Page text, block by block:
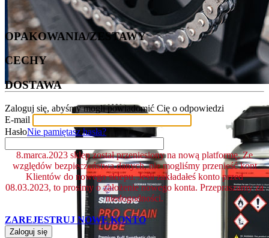
OPAKOWANIA/ZESTAWY
CECHY
DOSTAWA
Zaloguj się, abyśmy mogli powiadomić Cię o odpowiedzi
E-mail
HasłoNie pamiętasz hasła?
8.marca.2023 sklep został przeniesiony na nową platformę. Ze
względów bezpieczeństwa danych, nie mogliśmy przenieść kont
Klientów do nowego sklepu. Jeśli zakładałeś konto przed
08.03.2023, to prosimy o założenie nowego konta. Przepraszamy za
niedogodności.
ZAREJESTRUJ NOWE KONTO
Zaloguj się